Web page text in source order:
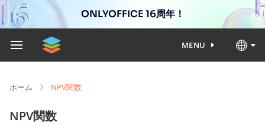
ONLYOFFICE 16周年！
MENU
ホーム NPV関数
NPV関数